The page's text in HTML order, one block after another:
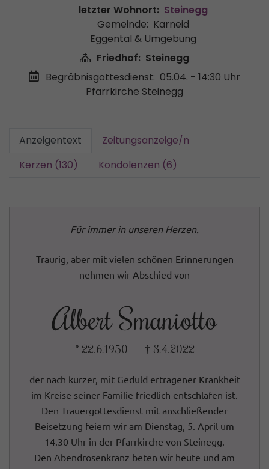
letzter Wohnort: Steinegg
Gemeinde: Karneid
Eggental & Umgebung
Friedhof: Steinegg
Begräbnisgottesdienst: 05.04. - 14:30 Uhr
Pfarrkirche Steinegg
Anzeigentext
Zeitungsanzeige/n
Kerzen (130)
Kondolenzen (6)
Für immer in unseren Herzen.
Traurig, aber mit vielen schönen Erinnerungen
nehmen wir Abschied von
Albert Smaniotto
* 22.6.1950 † 3.4.2022
der nach kurzer, mit Geduld ertragener Krankheit
im Kreise seiner Familie friedlich entschlafen ist.
Den Trauergottesdienst mit anschließender
Beisetzung feiern wir am Dienstag, 5. April um
14.30 Uhr in der Pfarrkirche von Steinegg.
Den Abendrosenkranz beten wir heute und am